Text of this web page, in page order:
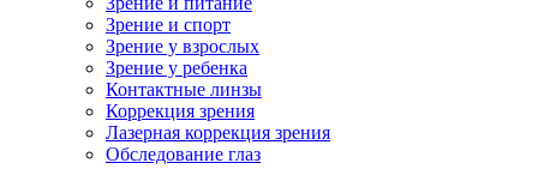
Зрение и спорт
Зрение у взрослых
Зрение у ребенка
Контактные линзы
Коррекция зрения
Лазерная коррекция зрения
Обследование глаз